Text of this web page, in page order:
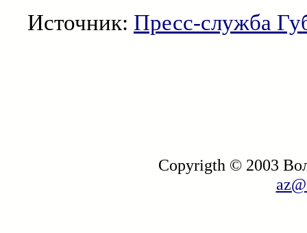
Источник: Пресс-служба
Copyrigth © 2003